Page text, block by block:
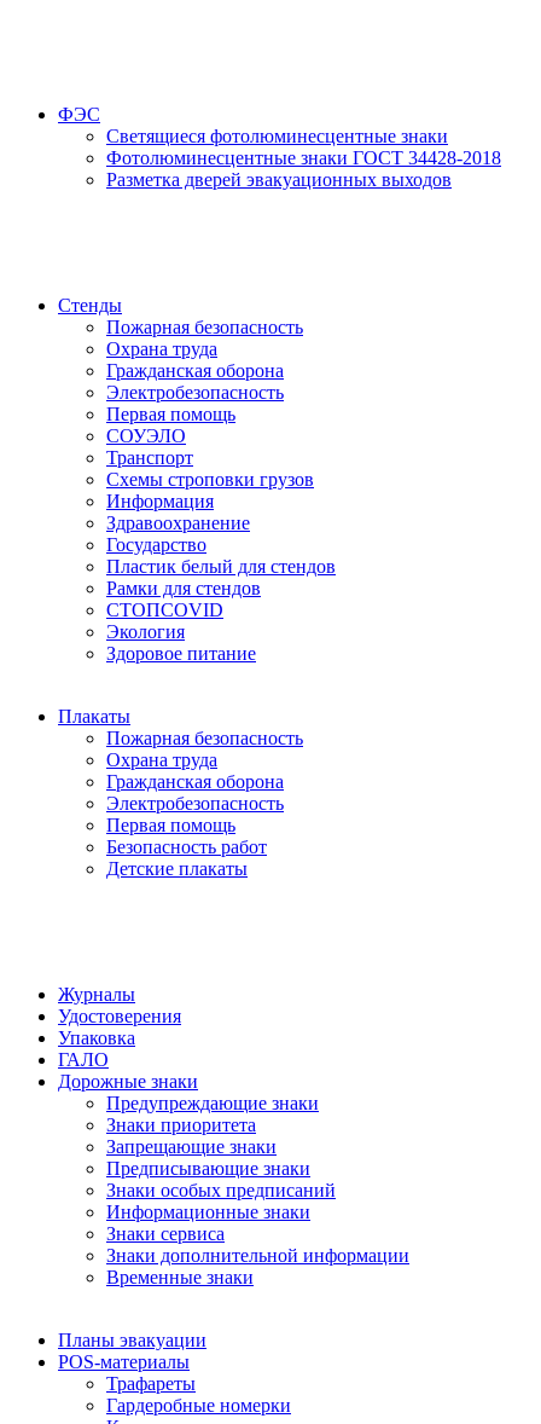
ФЭС
Светящиеся фотолюминесцентные знаки
Фотолюминесцентные знаки ГОСТ 34428-2018
Разметка дверей эвакуационных выходов
Стенды
Пожарная безопасность
Охрана труда
Гражданская оборона
Электробезопасность
Первая помощь
СОУЭЛО
Транспорт
Схемы строповки грузов
Информация
Здравоохранение
Государство
Пластик белый для стендов
Рамки для стендов
СТОПCOVID
Экология
Здоровое питание
Плакаты
Пожарная безопасность
Охрана труда
Гражданская оборона
Электробезопасность
Первая помощь
Безопасность работ
Детские плакаты
Журналы
Удостоверения
Упаковка
ГАЛО
Дорожные знаки
Предупреждающие знаки
Знаки приоритета
Запрещающие знаки
Предписывающие знаки
Знаки особых предписаний
Информационные знаки
Знаки сервиса
Знаки дополнительной информации
Временные знаки
Планы эвакуации
POS-материалы
Трафареты
Гардеробные номерки